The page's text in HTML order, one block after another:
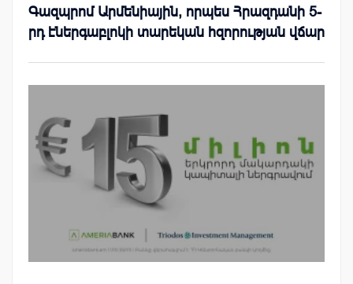
Գազպրոմ Արմենիային, որպես Հրազդանի 5-
րդ էներգաբլոկի տարեկան հզորության վճար